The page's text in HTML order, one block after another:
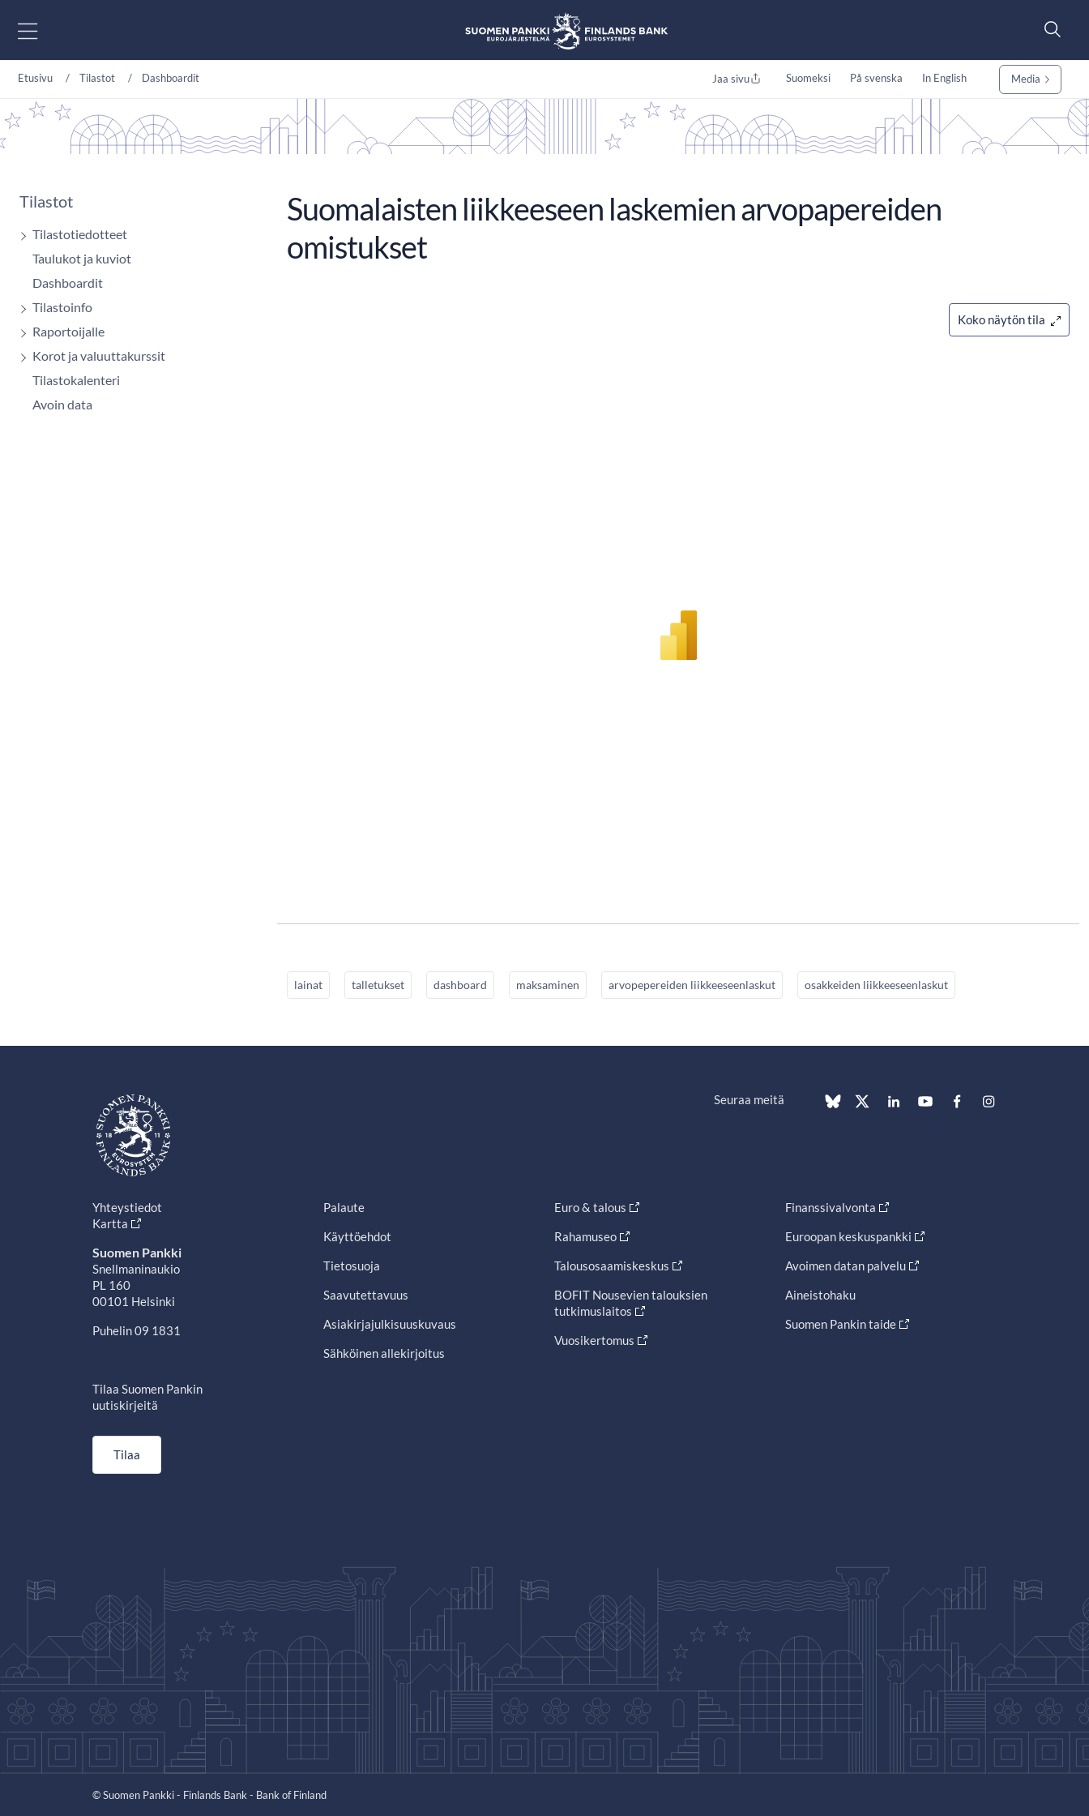
Etusivu Tilastot Dashboardit Jaa sivu Suomeksi På svenska In English Media
Tilastot
Tilastotiedotteet
Taulukot ja kuviot
Dashboardit
Tilastoinfo
Raportoijalle
Korot ja valuuttakurssit
Tilastokalenteri
Avoin data
Suomalaisten liikkeeseen laskemien arvopapereiden
omistukset
Koko näytön tila
lainat talletukset dashboard maksaminen arvopepereiden liikkeeseenlaskut osakkeiden liikkeeseenlaskut
Seuraa meitä
Yhteystiedot
Kartta
Suomen Pankki
Snellmaninaukio
PL 160
00101 Helsinki
Puhelin 09 1831
Tilaa Suomen Pankin
uutiskirjeitä
Tilaa
Palaute
Käyttöehdot
Tietosuoja
Saavutettavuus
Asiakirjajulkisuuskuvaus
Sähköinen allekirjoitus
Euro & talous
Rahamuseo
Talousosaamiskeskus
BOFIT Nousevien talouksien
tutkimuslaitos
Vuosikertomus
Finanssivalvonta
Euroopan keskuspankki
Avoimen datan palvelu
Aineistohaku
Suomen Pankin taide
© Suomen Pankki - Finlands Bank - Bank of Finland